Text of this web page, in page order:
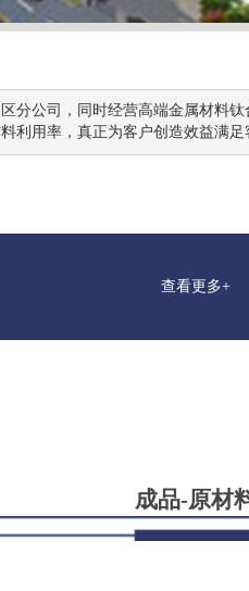
用率，真正为客户创造效益满足
查看更多+
成品-原材